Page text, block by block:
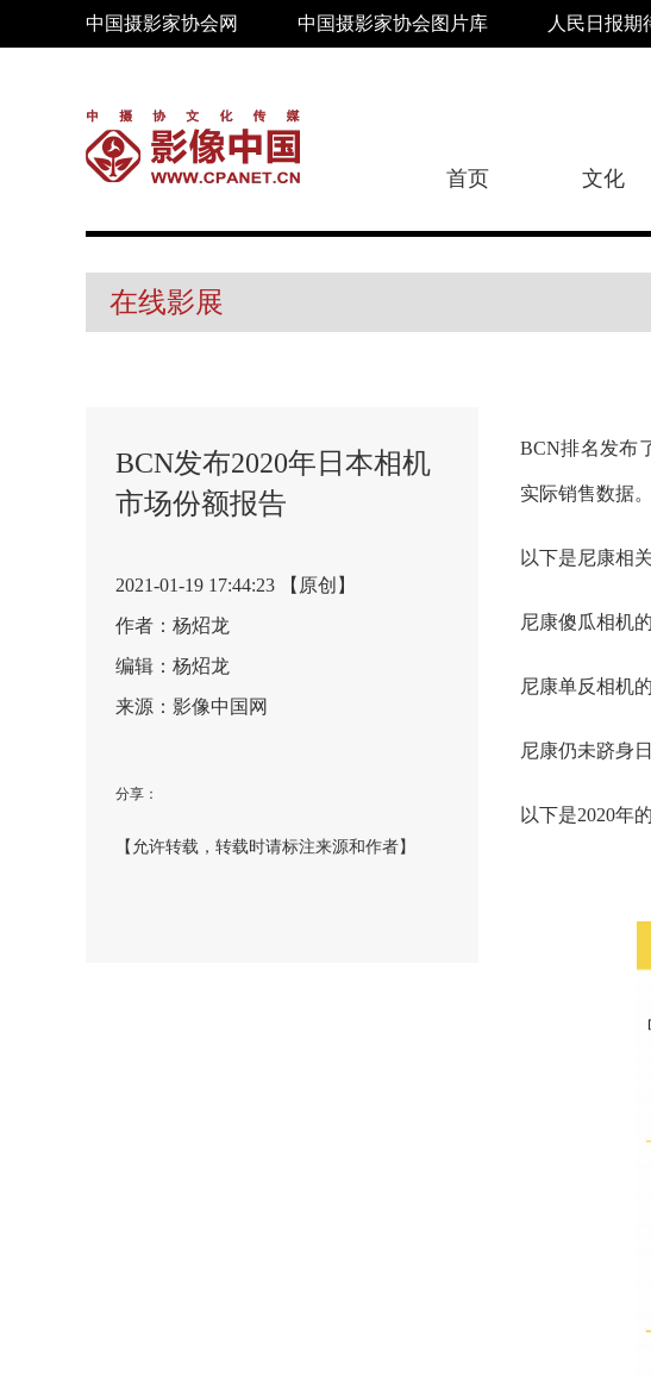
中国摄影家协会网 中国摄影家协会图片库 人民日报期
首页 文化
在线影展
BCN发布2020年日本相机
市场份额报告
2021-01-19 17:44:23 【原创】
作者：杨炤龙
编辑：杨炤龙
来源：影像中国网
分享：
【允许转载，转载时请标注来源和作者】
BCN排名发布
实际销售数据。
以下是尼康相
尼康傻瓜相机
尼康单反相机
尼康仍未跻身
以下是2020年